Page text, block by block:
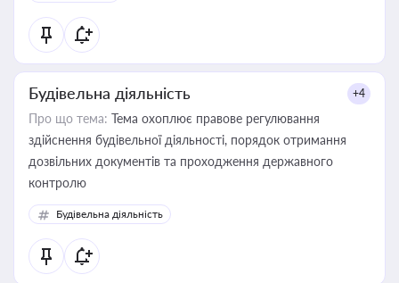
Будівельна діяльність +4
Про що тема: Тема охоплює правове регулювання
здійснення будівельної діяльності, порядок отримання
дозвільних документів та проходження державного
контролю
Будівельна діяльність